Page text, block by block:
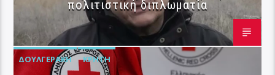
πολιτιστική διπλωματία
ΔΟΥΛΓΕΡΆΚΗ ΚΡΉΤΗ